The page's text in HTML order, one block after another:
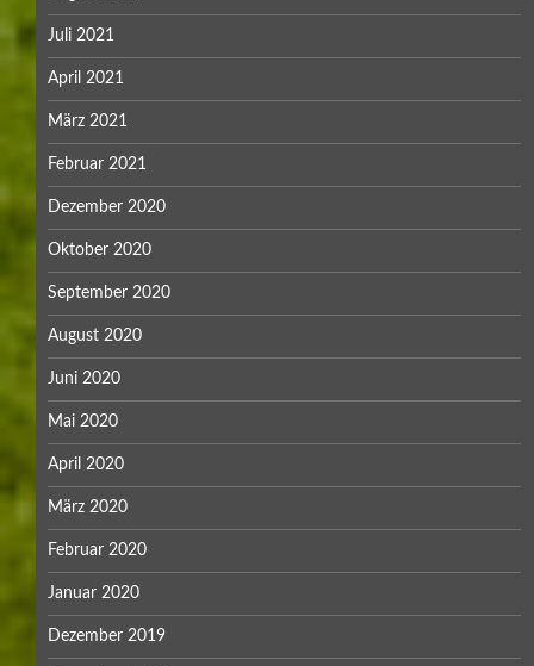
Juli 2021
April 2021
März 2021
Februar 2021
Dezember 2020
Oktober 2020
September 2020
August 2020
Juni 2020
Mai 2020
April 2020
März 2020
Februar 2020
Januar 2020
Dezember 2019